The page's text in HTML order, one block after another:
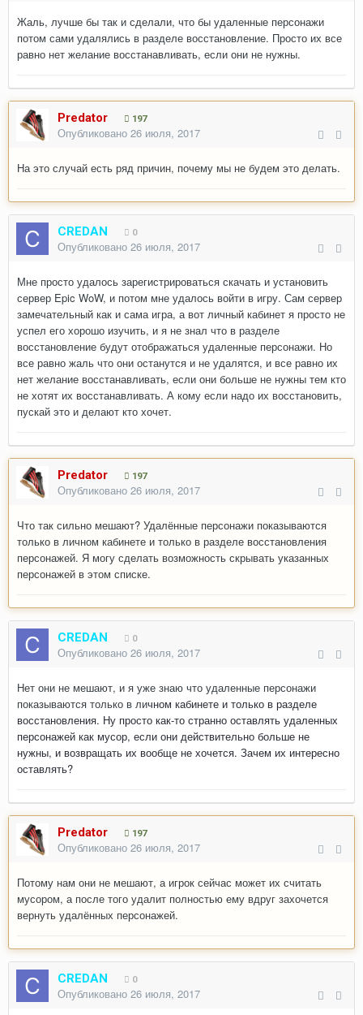
Жаль, лучше бы так и сделали, что бы удаленные персонажи
потом сами удалялись в разделе восстановление. Просто их все
равно нет желание восстанавливать, если они не нужны.
Predator 197
Опубликовано 26 июля, 2017
На это случай есть ряд причин, почему мы не будем это делать.
CREDAN 0
Опубликовано 26 июля, 2017
Мне просто удалось зарегистрироваться скачать и установить
сервер Epic WoW, и потом мне удалось войти в игру. Сам сервер
замечательный как и сама игра, а вот личный кабинет я просто не
успел его хорошо изучить, и я не знал что в разделе
восстановление будут отображаться удаленные персонажи. Но
все равно жаль что они останутся и не удалятся, и все равно их
нет желание восстанавливать, если они больше не нужны тем кто
не хотят их восстанавливать. А кому если надо их восстановить,
пускай это и делают кто хочет.
Predator 197
Опубликовано 26 июля, 2017
Что так сильно мешают? Удалённые персонажи показываются
только в личном кабинете и только в разделе восстановления
персонажей. Я могу сделать возможность скрывать указанных
персонажей в этом списке.
CREDAN 0
Опубликовано 26 июля, 2017
Нет они не мешают, и я уже знаю что удаленные персонажи
показываются только в личном кабинете и только в разделе
восстановления. Ну просто как-то странно оставлять удаленных
персонажей как мусор, если они действительно больше не
нужны, и возвращать их вообще не хочется. Зачем их интересно
оставлять?
Predator 197
Опубликовано 26 июля, 2017
Потому нам они не мешают, а игрок сейчас может их считать
мусором, а после того удалит полностью ему вдруг захочется
вернуть удалённых персонажей.
CREDAN 0
Опубликовано 26 июля, 2017